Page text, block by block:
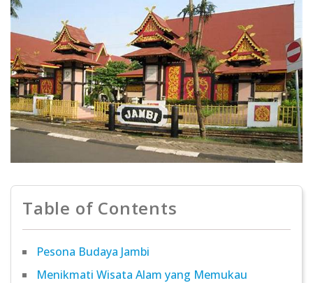
Table of Contents
Pesona Budaya Jambi
Menikmati Wisata Alam yang Memukau